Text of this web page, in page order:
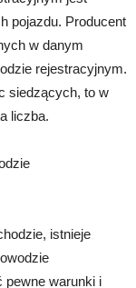
pojazdu. Producent
w danym
rejestracyjnym.
siedzących, to w
liczba.
istnieje
pewne warunki i